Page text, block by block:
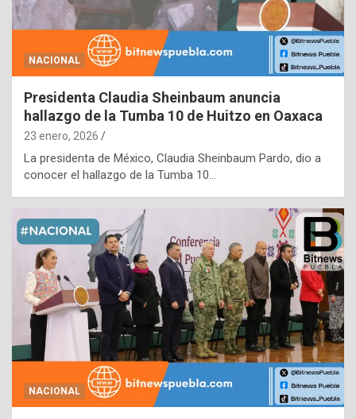
NACIONAL
Presidenta Claudia Sheinbaum anuncia
hallazgo de la Tumba 10 de Huitzo en Oaxaca
23 enero, 2026
La presidenta de México, Claudia Sheinbaum Pardo, dio a
conocer el hallazgo de la Tumba 10…
NACIONAL